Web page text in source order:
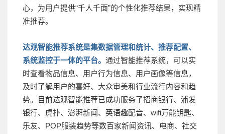
心，为用户提供“千人千面”的个性化推荐结果，实现精
准推荐。
达观智能推荐系统是集数据管理和统计、推荐配置、
系统监控于一体的平台。 通过智能推荐系统，可以实
时查看物品信息、用户行为信息、用户画像等信息，
及时了解用户的喜好、大众审美和行业流行内容和趋
势。目前达观智能推荐已成功服务了招商银行、浦发
银行、虎扑、澎湃新闻、英语趣配音、wifi万能钥匙、
乐友、POP服装趋势等数百家新闻资讯、电商、社交